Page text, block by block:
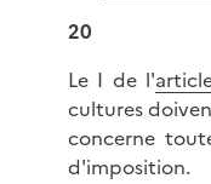
20
Le I de l'
cultures
concerne
d'imposition.